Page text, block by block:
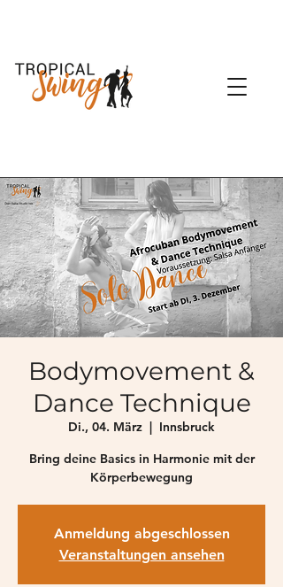
Bodymovement &
Dance Technique
Di., 04. März
  |
Innsbruck
Bring deine Basics in Harmonie mit der
Körperbewegung
Anmeldung abgeschlossen
Veranstaltungen ansehen